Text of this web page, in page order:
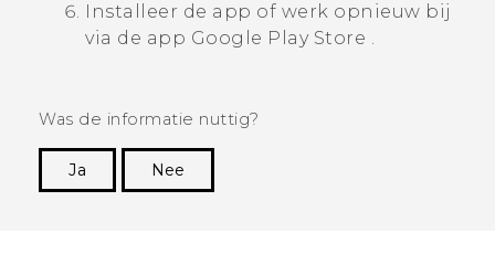
Installeer de app of werk opnieuw bij
via de app Google Play Store .
Was de informatie nuttig?
Ja
Nee